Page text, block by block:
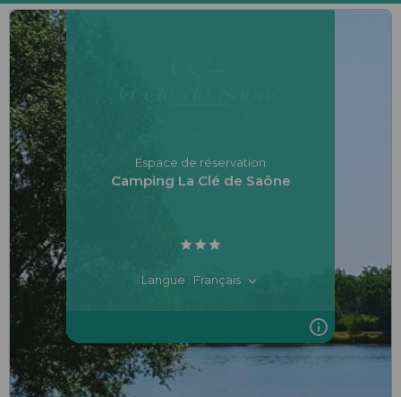
Espace de réservation
Camping La Clé de Saône
Langue : Français